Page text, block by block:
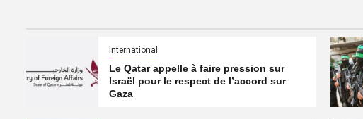
International
Le Qatar appelle à faire pression sur
Israël pour le respect de l’accord sur
Gaza